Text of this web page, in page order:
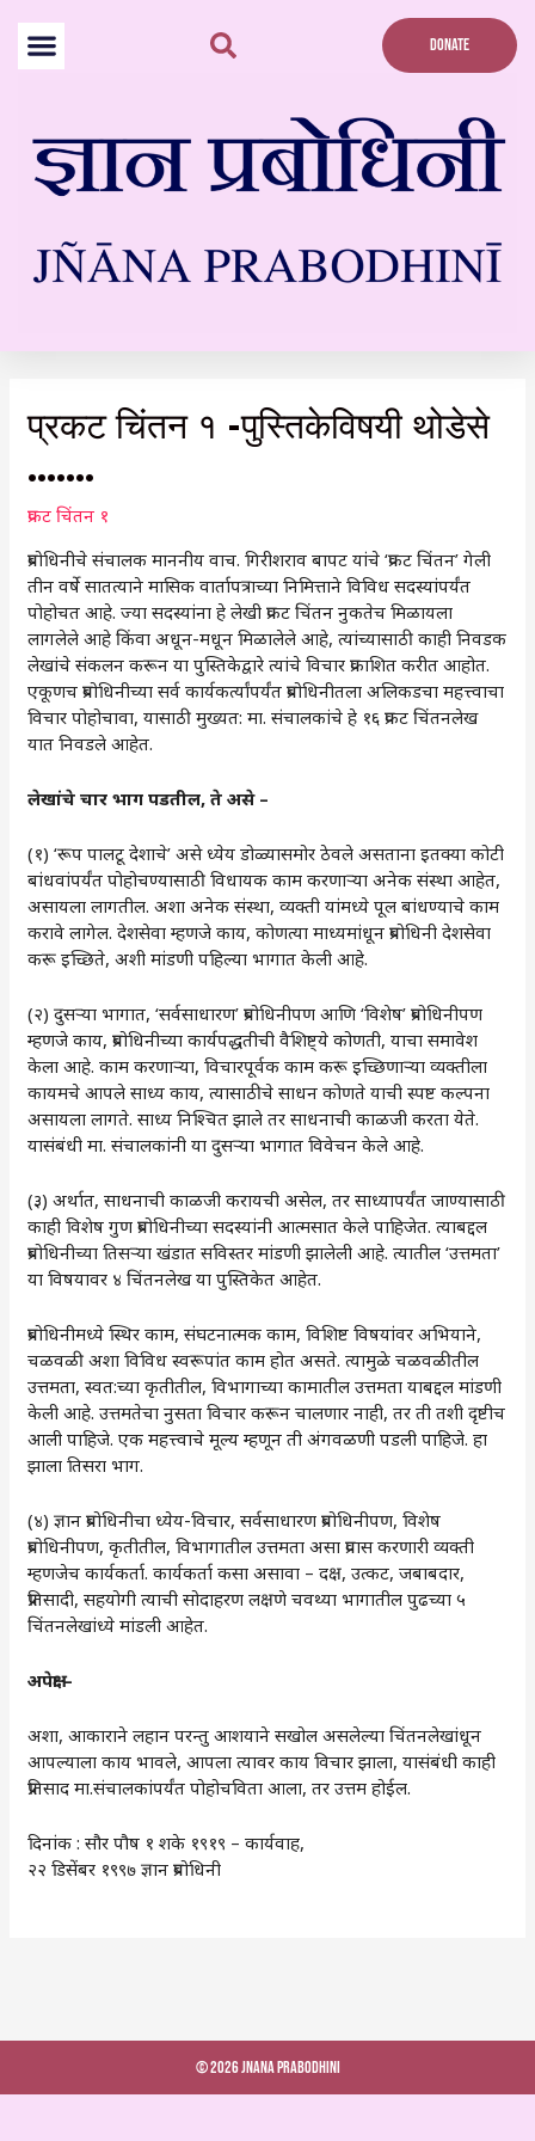
content
DONATE
प्रकट चिंतन १ -पुस्तिकेविषयी थोडेसे
…….
प्रकट चिंतन १
प्रबोधिनीचे संचालक माननीय वाच. गिरीशराव बापट यांचे ‌‘प्रकट चिंतन‌’ गेली
तीन वर्षे सातत्याने मासिक वार्तापत्राच्या निमित्ताने विविध सदस्यांपर्यंत
पोहोचत आहे. ज्या सदस्यांना हे लेखी प्रकट चिंतन नुकतेच मिळायला
लागलेले आहे किंवा अधून-मधून मिळालेले आहे, त्यांच्यासाठी काही निवडक
लेखांचे संकलन करून या पुस्तिकेद्वारे त्यांचे विचार प्रकाशित करीत आहोत.
एकूणच प्रबोधिनीच्या सर्व कार्यकर्त्यांपर्यंत प्रबोधिनीतला अलिकडचा महत्त्वाचा
विचार पोहोचावा, यासाठी मुख्यत: मा. संचालकांचे हे १६ प्रकट चिंतनलेख
यात निवडले आहेत.
लेखांचे चार भाग पडतील, ते असे –
(१) ‌‘रूप पालटू देशाचे‌’ असे ध्येय डोळ्यासमोर ठेवले असताना इतक्या कोटी
बांधवांपर्यंत पोहोचण्यासाठी विधायक काम करणाऱ्या अनेक संस्था आहेत,
असायला लागतील. अशा अनेक संस्था, व्यक्ती यांमध्ये पूल बांधण्याचे काम
करावे लागेल. देशसेवा म्हणजे काय, कोणत्या माध्यमांधून प्रबोधिनी देशसेवा
करू इच्छिते, अशी मांडणी पहिल्या भागात केली आहे.
(२) दुसऱ्या भागात, ‌‘सर्वसाधारण‌’ प्रबोधिनीपण आणि ‌‘विशेष‌’ प्रबोधिनीपण
म्हणजे काय, प्रबोधिनीच्या कार्यपद्धतीची वैशिष्ट्ये कोणती, याचा समावेश
केला आहे. काम करणाऱ्या, विचारपूर्वक काम करू इच्छिणाऱ्या व्यक्तीला
कायमचे आपले साध्य काय, त्यासाठीचे साधन कोणते याची स्पष्ट कल्पना
असायला लागते. साध्य निश्चित झाले तर साधनाची काळजी करता येते.
यासंबंधी मा. संचालकांनी या दुसऱ्या भागात विवेचन केले आहे.
(३) अर्थात, साधनाची काळजी करायची असेल, तर साध्यापर्यंत जाण्यासाठी
काही विशेष गुण प्रबोधिनीच्या सदस्यांनी आत्मसात केले पाहिजेत. त्याबद्दल
प्रबोधिनीच्या तिसऱ्या खंडात सविस्तर मांडणी झालेली आहे. त्यातील ‌‘उत्तमता‌’
या विषयावर ४ चिंतनलेख या पुस्तिकेत आहेत.
प्रबोधिनीमध्ये स्थिर काम, संघटनात्मक काम, विशिष्ट विषयांवर अभियाने,
चळवळी अशा विविध स्वरूपांत काम होत असते. त्यामुळे चळवळीतील
उत्तमता, स्वत:च्या कृतीतील, विभागाच्या कामातील उत्तमता याबद्दल मांडणी
केली आहे. उत्तमतेचा नुसता विचार करून चालणार नाही, तर ती तशी दृष्टीच
आली पाहिजे. एक महत्त्वाचे मूल्य म्हणून ती अंगवळणी पडली पाहिजे. हा
झाला तिसरा भाग.
(४) ज्ञान प्रबोधिनीचा ध्येय-विचार, सर्वसाधारण प्रबोधिनीपण, विशेष
प्रबोधिनीपण, कृतीतील, विभागातील उत्तमता असा प्रवास करणारी व्यक्ती
म्हणजेच कार्यकर्ता. कार्यकर्ता कसा असावा – दक्ष, उत्कट, जबाबदार,
प्रतिसादी, सहयोगी त्याची सोदाहरण लक्षणे चवथ्या भागातील पुढच्या ५
चिंतनलेखांध्ये मांडली आहेत.
अपेक्षा –
अशा, आकाराने लहान परन्तु आशयाने सखोल असलेल्या चिंतनलेखांधून
आपल्याला काय भावले, आपला त्यावर काय विचार झाला, यासंबंधी काही
प्रतिसाद मा.संचालकांपर्यंत पोहोचविता आला, तर उत्तम होईल.
दिनांक : सौर पौष १ शके १९१९ – कार्यवाह,
२२ डिसेंबर १९९७ ज्ञान प्रबोधिनी
© 2026 Jnana Prabodhini